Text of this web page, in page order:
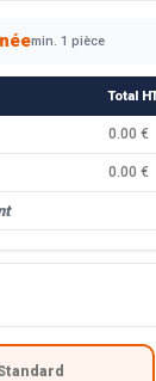
min. 1 pièce
Total
0.00 €
0.00 €